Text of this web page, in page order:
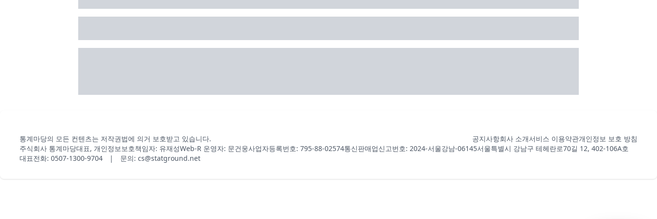
통계마당의 모든 컨텐츠는 저작권법에 의거 보호받고 있습니다. 공지사항회사 소개서비스 이용약관개인정보 보호 방침
주식회사 통계마당대표, 개인정보보호책임자: 유재성Web-R 운영자: 문건웅사업자등록번호: 795-88-02574통신판매업신고번호: 2024-서울강남-06145서울특별시 강남구 테헤란로70길 12, 402-106A호
대표전화: 0507-1300-9704 | 문의: cs@statground.net